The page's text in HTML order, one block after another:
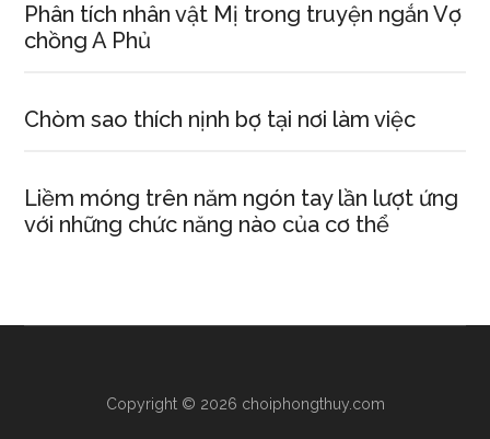
Phân tích nhân vật Mị trong truyện ngắn Vợ
chồng A Phủ
Chòm sao thích nịnh bợ tại nơi làm việc
Liềm móng trên năm ngón tay lần lượt ứng
với những chức năng nào của cơ thể
Copyright © 2026 choiphongthuy.com